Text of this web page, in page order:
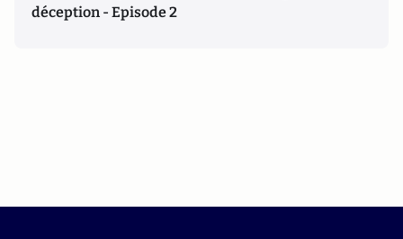
déception - Episode 2